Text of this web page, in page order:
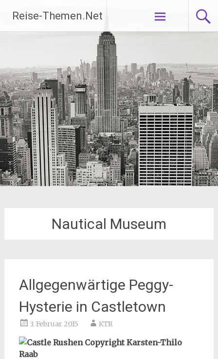
Inhalt
springen
Reise-Themen.Net
Nautical Museum
Allgegenwärtige Peggy-
Hysterie in Castletown
3. Februar 2015 KTR